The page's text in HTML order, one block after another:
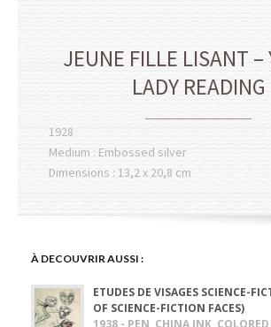
JEUNE FILLE LISANT –
LADY READING
1928
Medium : Embossed silver
Dimensions : 13,2 x 20,8 cm
À DECOUVRIR AUSSI :
ETUDES DE VISAGES SCIENCE-
OF SCIENCE-FICTION FACES)
1938 - PEN, CHINA INK,